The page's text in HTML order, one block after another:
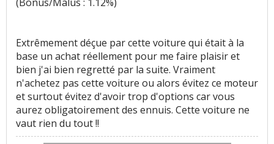
Extrêmement déçue par cette voiture qui était à la
base un achat réellement pour me faire plaisir et
bien j'ai bien regretté par la suite. Vraiment
n'achetez pas cette voiture ou alors évitez ce moteur
et surtout évitez d'avoir trop d'options car vous
aurez obligatoirement des ennuis. Cette voiture ne
vaut rien du tout !!